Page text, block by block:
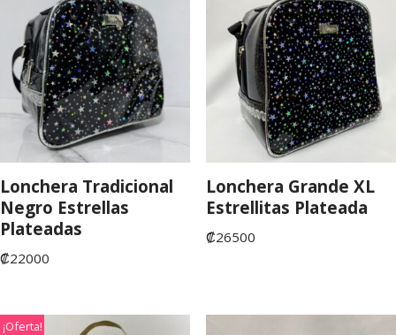
Lonchera Tradicional
Negro Estrellas
Plateadas
₡22000
Lonchera Grande XL
Estrellitas Plateada
₡26500
¡Oferta!